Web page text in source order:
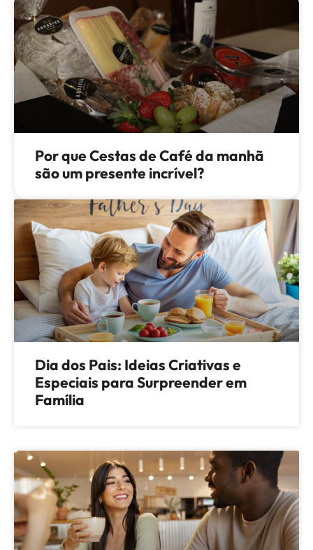
Por que Cestas de Café da manhã
são um presente incrível?
Dia dos Pais: Ideias Criativas e
Especiais para Surpreender em
Família